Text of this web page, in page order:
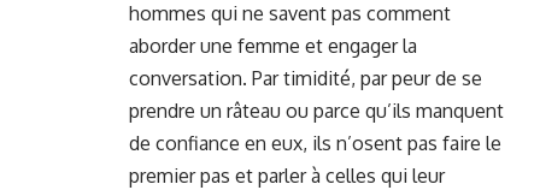
hommes qui ne savent pas comment
aborder une femme et engager la
conversation. Par timidité, par peur de se
prendre un râteau ou parce qu’ils manquent
de confiance en eux, ils n’osent pas faire le
premier pas et parler à celles qui leur